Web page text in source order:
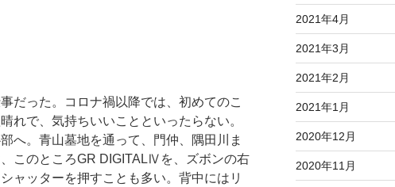
だった。コロナ禍以降では、初めてのこ
れで、気持ちいいことといったらない。
へ。青山墓地を通って、門仲、隅田川ま
このところGR DIGITALⅣを、ズボンの右
ャッターを押すことも多い。背中にはリ
2021年4月
2021年3月
2021年2月
2021年1月
2020年12月
2020年11月